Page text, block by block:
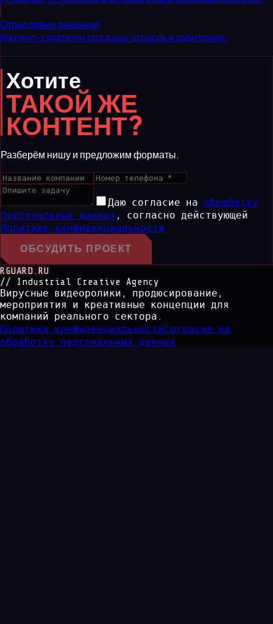
Отраслевые решения
Контент-стратегии под вашу отрасль и аудиторию.
Хотите
ТАКОЙ ЖЕ
КОНТЕНТ?
Разберём нишу и предложим форматы.
Даю согласие на
обработку
персональных данных ,
согласно действующей
Политике конфиденциальности
ОБСУДИТЬ ПРОЕКТ
RGUARD.RU
// Industrial Creative Agency
Вирусные видеоролики, продюсирование,
мероприятия и креативные концепции для
компаний реального сектора.
Политика конфиденциальностиСогласие на
обработку персональных данных